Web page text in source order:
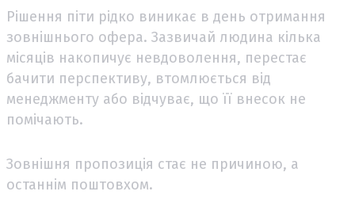
Рішення піти рідко виникає в день отримання
зовнішнього офера. Зазвичай людина кілька
місяців накопичує невдоволення, перестає
бачити перспективу, втомлюється від
менеджменту або відчуває, що її внесок не
помічають.
Зовнішня пропозиція стає не причиною, а
останнім поштовхом.